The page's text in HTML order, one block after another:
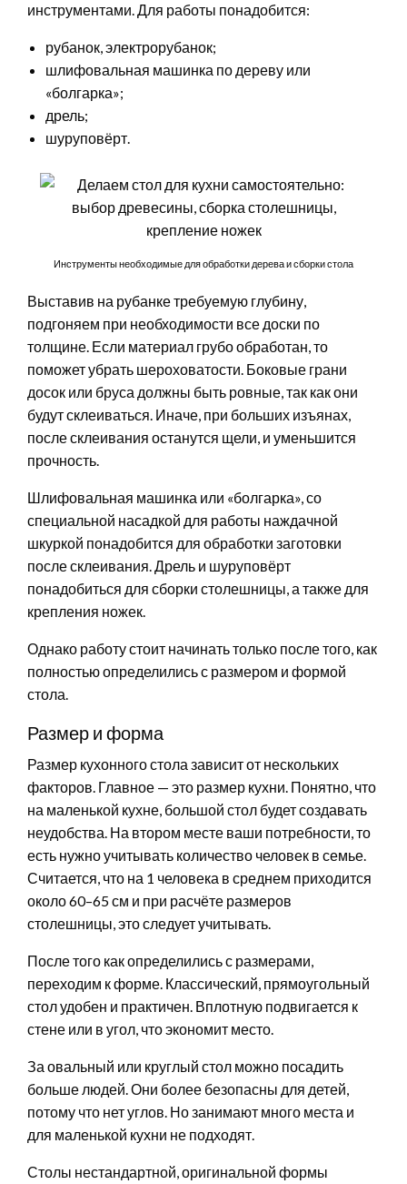
инструментами. Для работы понадобится:
рубанок, электрорубанок;
шлифовальная машинка по дереву или
«болгарка»;
дрель;
шуруповёрт.
Инструменты необходимые для обработки дерева и сборки стола
Выставив на рубанке требуемую глубину,
подгоняем при необходимости все доски по
толщине. Если материал грубо обработан, то
поможет убрать шероховатости. Боковые грани
досок или бруса должны быть ровные, так как они
будут склеиваться. Иначе, при больших изъянах,
после склеивания останутся щели, и уменьшится
прочность.
Шлифовальная машинка или «болгарка», со
специальной насадкой для работы наждачной
шкуркой понадобится для обработки заготовки
после склеивания. Дрель и шуруповёрт
понадобиться для сборки столешницы, а также для
крепления ножек.
Однако работу стоит начинать только после того, как
полностью определились с размером и формой
стола.
Размер и форма
Размер кухонного стола зависит от нескольких
факторов. Главное — это размер кухни. Понятно, что
на маленькой кухне, большой стол будет создавать
неудобства. На втором месте ваши потребности, то
есть нужно учитывать количество человек в семье.
Считается, что на 1 человека в среднем приходится
около 60–65 см и при расчёте размеров
столешницы, это следует учитывать.
После того как определились с размерами,
переходим к форме. Классический, прямоугольный
стол удобен и практичен. Вплотную подвигается к
стене или в угол, что экономит место.
За овальный или круглый стол можно посадить
больше людей. Они более безопасны для детей,
потому что нет углов. Но занимают много места и
для маленькой кухни не подходят.
Столы нестандартной, оригинальной формы